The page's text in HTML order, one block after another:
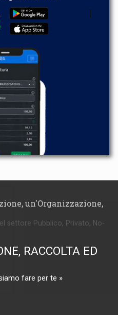
un'Organizzazione,
settore Pubblico, Privato, No-
RACCOLTA ED
fare per te »